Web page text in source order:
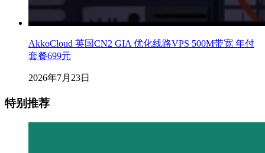
AkkoCloud 英国CN2 GIA 优化线路VPS 500M带宽 年付
套餐699元
2026年7月23日
特别推荐